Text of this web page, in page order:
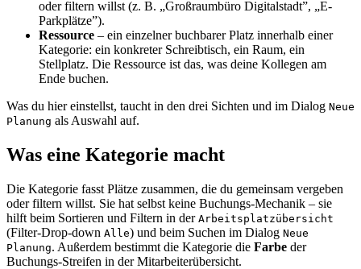
oder filtern willst (z. B. „Großraumbüro Digitalstadt”, „E-
Parkplätze”).
Ressource – ein einzelner buchbarer Platz innerhalb einer
Kategorie: ein konkreter Schreibtisch, ein Raum, ein
Stellplatz. Die Ressource ist das, was deine Kollegen am
Ende buchen.
Was du hier einstellst, taucht in den drei Sichten und im Dialog Neue
Planung als Auswahl auf.
Was eine Kategorie macht
Die Kategorie fasst Plätze zusammen, die du gemeinsam vergeben
oder filtern willst. Sie hat selbst keine Buchungs-Mechanik – sie
hilft beim Sortieren und Filtern in der Arbeitsplatzübersicht
(Filter-Drop-down Alle) und beim Suchen im Dialog Neue
Planung. Außerdem bestimmt die Kategorie die Farbe der
Buchungs-Streifen in der Mitarbeiterübersicht.